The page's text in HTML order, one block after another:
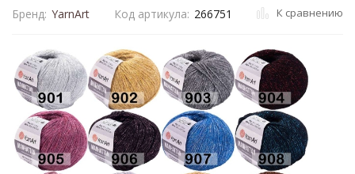
Бренд: YarnArt Код артикула: 266751 К сравнению